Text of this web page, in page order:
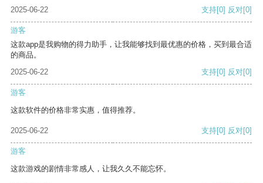
2025-06-22
支持[0] 反对[0]
游客
这款app是我购物的得力助手，让我能够找到最优惠的价格，买到最合适
的商品。
2025-06-22
支持[0] 反对[0]
游客
这款软件的价格非常实惠，值得推荐。
2025-06-22 支持[0] 反对[0]
游客
这款游戏的剧情非常感人，让我久久不能忘怀。